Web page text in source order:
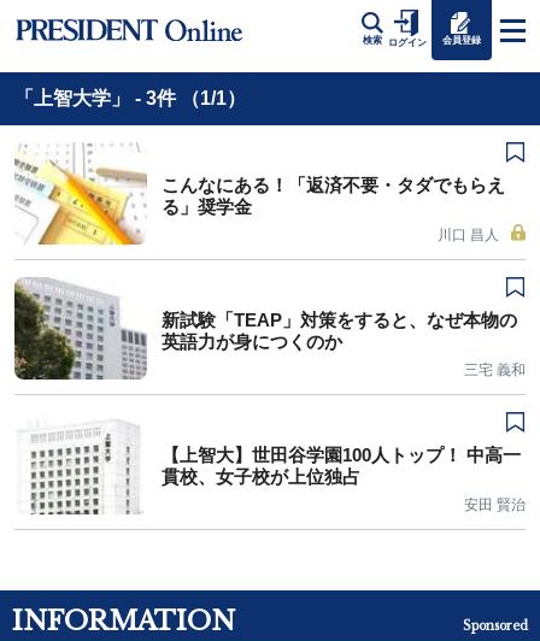
検索 ログイン 会員登録
「上智大学」 - 3件 （1/1）
こんなにある！「返済不要・タダでもらえ
る」奨学金
川口 昌人
新試験「TEAP」対策をすると、なぜ本物の
英語力が身につくのか
三宅 義和
【上智大】世田谷学園100人トップ！ 中高一
貫校、女子校が上位独占
安田 賢治
INFORMATION Sponsored